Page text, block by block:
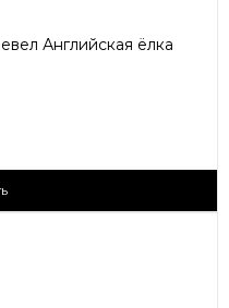
Английская ёлка